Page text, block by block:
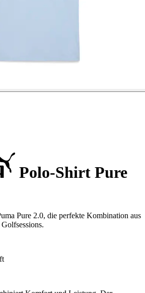
Polo-Shirt Pure
Pure 2.0, die perfekte Kombination aus